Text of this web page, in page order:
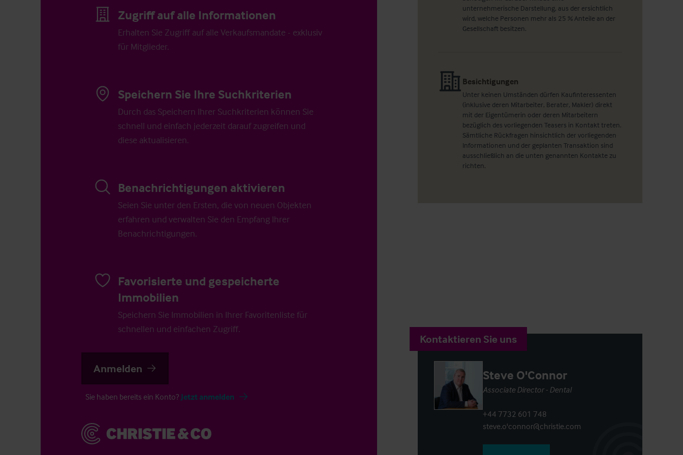
Zugriff auf alle Informationen
Erhalten Sie Zugriff auf alle Verkaufsmandate - exklusiv
für Mitglieder.
Speichern Sie Ihre Suchkriterien
Durch das Speichern Ihrer Suchkriterien können Sie
schnell und einfach jederzeit darauf zugreifen und
diese aktualisieren.
Benachrichtigungen aktivieren
Seien Sie unter den Ersten, die von neuen Objekten
erfahren und verwalten Sie den Empfang Ihrer
Benachrichtigungen.
Favorisierte und gespeicherte
Immobilien
Speichern Sie Immobilien in Ihrer Favoritenliste für
schnellen und einfachen Zugriff.
Anmelden
Sie haben bereits ein Konto? Jetzt anmelden
unternehmerische Darstellung, aus der ersichtlich
wird, welche Personen mehr als 25 % Anteile an der
Gesellschaft besitzen.
Besichtigungen
Unter keinen Umständen dürfen Kaufinteressenten
(inklusive deren Mitarbeiter, Berater, Makler) direkt
mit der Eigentümerin oder deren Mitarbeitern
bezüglich des vorliegenden Teasers in Kontakt treten.
Sämtliche Rückfragen hinsichtlich der vorliegenden
Informationen und der geplanten Transaktion sind
ausschließlich an die unten genannten Kontakte zu
richten.
Kontaktieren Sie uns
Steve O'Connor
Associate Director - Dental
+44 7732 601 748
steve.o'connor@christie.com